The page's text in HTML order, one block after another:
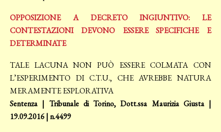
OPPOSIZIONE A DECRETO INGIUNTIVO: LE
CONTESTAZIONI DEVONO ESSERE SPECIFICHE E
DETERMINATE
TALE LACUNA NON PUÒ ESSERE COLMATA CON
L’ESPERIMENTO DI C.T.U., CHE AVREBBE NATURA
MERAMENTE ESPLORATIVA
Sentenza | Tribunale di Torino, Dott.ssa Maurizia Giusta |
19.09.2016 | n.4499